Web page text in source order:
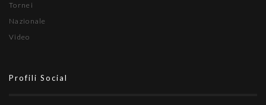
Tornei
Nazionale
Video
Profili Social